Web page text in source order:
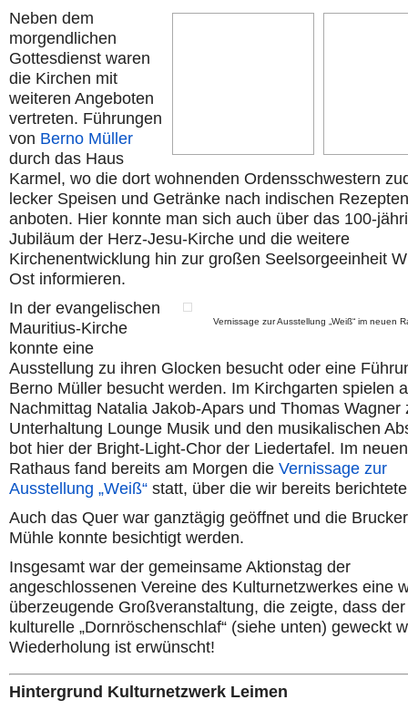
Neben dem
morgendlichen
Gottesdienst waren
die Kirchen mit
weiteren Angeboten
vertreten. Führungen
von Berno Müller
durch das Haus
Karmel, wo die dort wohnenden Ordensschwestern
lecker Speisen und Getränke nach indischen Rezepten
anboten. Hier konnte man sich auch über das 100-
Jubiläum der Herz-Jesu-Kirche und die weitere
Kirchenentwicklung hin zur großen Seelsorgeeinheit
Ost informieren.
Vernissage zur Ausstellung „Weiß“ im neuen
In der evangelischen
Mauritius-Kirche
konnte eine
Ausstellung zu ihren Glocken besucht oder eine
Berno Müller besucht werden. Im Kirchgarten spielen
Nachmittag Natalia Jakob-Apars und Thomas Wagner
Unterhaltung Lounge Musik und den musikalischen
bot hier der Bright-Light-Chor der Liedertafel. Im neuen
Rathaus fand bereits am Morgen die Vernissage zur
Ausstellung „Weiß“ statt, über die wir bereits
Auch das Quer war ganztägig geöffnet und die
Mühle konnte besichtigt werden.
Insgesamt war der gemeinsame Aktionstag der
angeschlossenen Vereine des Kulturnetzwerkes eine
überzeugende Großveranstaltung, die zeigte, dass der
kulturelle „Dornröschenschlaf“ (siehe unten) geweckt
Wiederholung ist erwünscht!
Hintergrund Kulturnetzwerk Leimen